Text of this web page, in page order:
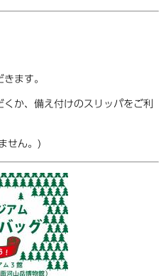
ます。
か、備え付けのスリッパをご利
せん。)